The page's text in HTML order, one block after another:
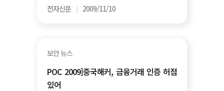
전자신문 | 2009/11/10
보안 뉴스
POC 2009]중국해커, 금융거래 인증 허점
있어